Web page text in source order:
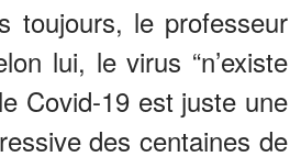
toujours, le professeur
lui, le virus “n’existe
Covid-19 est juste une
des centaines de